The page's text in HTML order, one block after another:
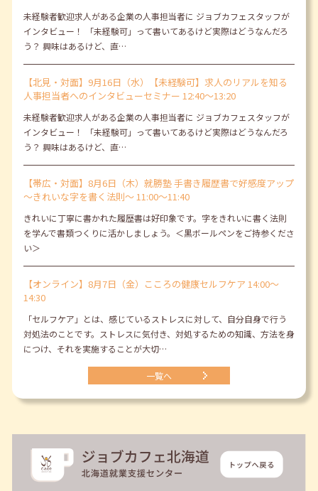
未経験者歓迎求人がある企業の人事担当者に ジョブカフェスタッフが
インタビュー！ 「未経験可」って書いてあるけど実際はどうなんだろ
う？ 興味はあるけど、直…
【北見・対面】9月16日（水）【未経験可】求人のリアルを知る
人事担当者へのインタビューセミナー 12:40～13:20
未経験者歓迎求人がある企業の人事担当者に ジョブカフェスタッフが
インタビュー！ 「未経験可」って書いてあるけど実際はどうなんだろ
う？ 興味はあるけど、直…
【帯広・対面】8月6日（木）就勝塾 手書き履歴書で好感度アップ
～きれいな字を書く法則～ 11:00～11:40
きれいに丁寧に書かれた履歴書は好印象です。字をきれいに書く法則
を学んで書類つくりに活かしましょう。＜黒ボールペンをご持参くださ
い＞
【オンライン】8月7日（金）こころの健康セルフケア 14:00～
14:30
「セルフケア」とは、感じているストレスに対して、自分自身で行う
対処法のことです。ストレスに気付き、対処するための知識、方法を身
につけ、それを実施することが大切…
一覧へ